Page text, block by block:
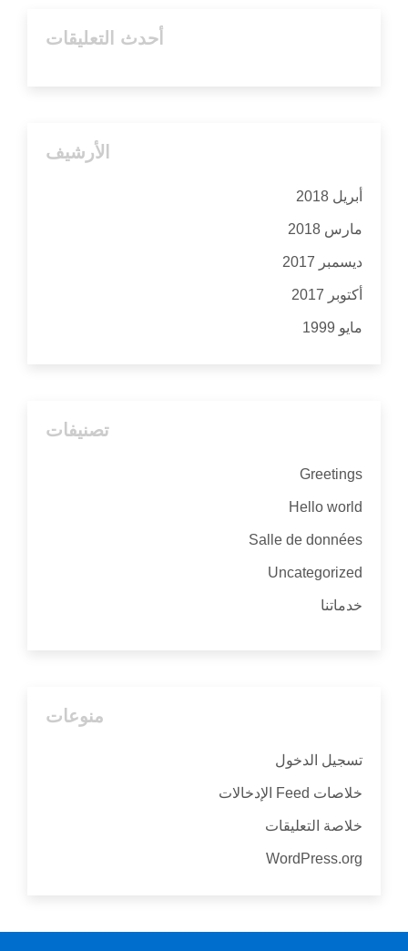
أحدث التعليقات
الأرشيف
أبريل 2018
مارس 2018
ديسمبر 2017
أكتوبر 2017
مايو 1999
تصنيفات
Greetings
Hello world
Salle de données
Uncategorized
خدماتنا
منوعات
تسجيل الدخول
خلاصات Feed الإدخالات
خلاصة التعليقات
WordPress.org